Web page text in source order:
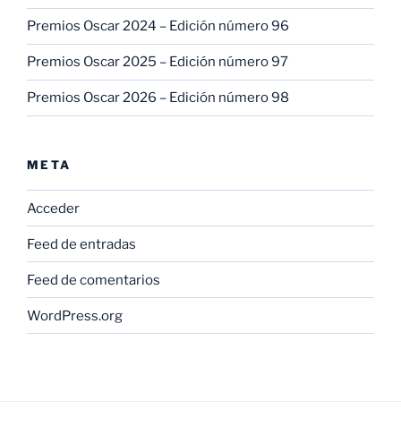
Premios Oscar 2024 – Edición número 96
Premios Oscar 2025 – Edición número 97
Premios Oscar 2026 – Edición número 98
META
Acceder
Feed de entradas
Feed de comentarios
WordPress.org